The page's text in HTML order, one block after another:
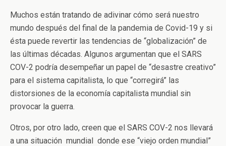
Muchos están tratando de adivinar cómo será nuestro
mundo después del final de la pandemia de Covid-19 y si
ésta puede revertir las tendencias de “globalización” de
las últimas décadas. Algunos argumentan que el SARS
COV-2 podría desempeñar un papel de “desastre creativo”
para el sistema capitalista, lo que “corregirá” las
distorsiones de la economía capitalista mundial sin
provocar la guerra.
Otros, por otro lado, creen que el SARS COV-2 nos llevará
a una situación mundial donde ese “viejo orden mundial”